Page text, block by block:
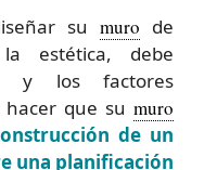
sumuro de
estética, debe
y los factores
que su muro
de un
una planificación